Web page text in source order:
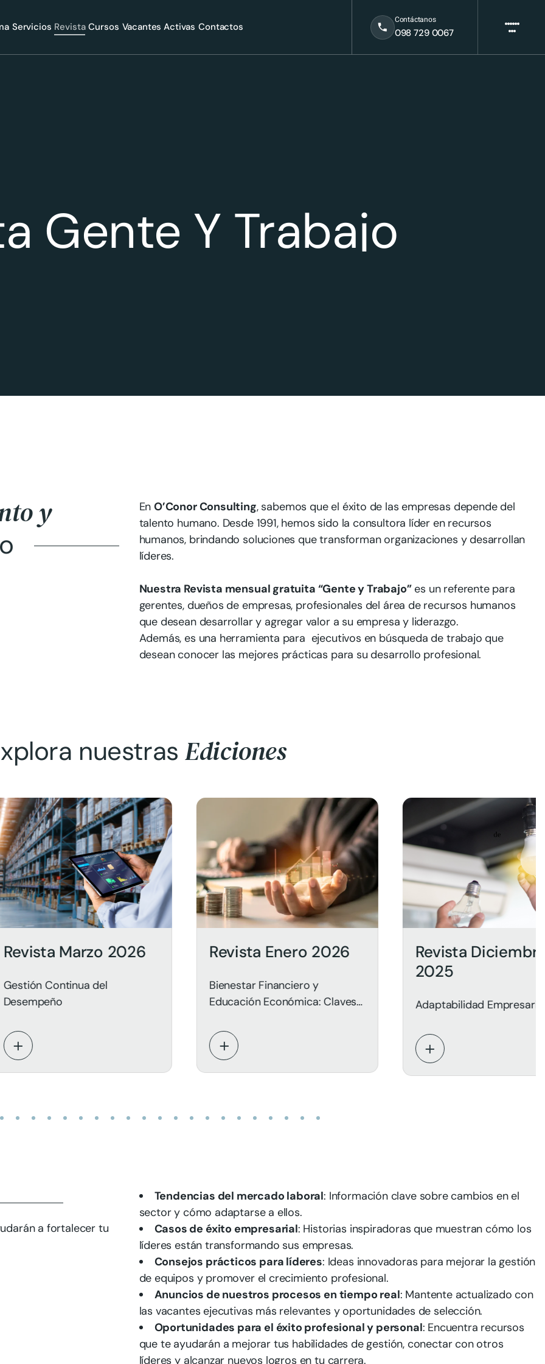
Servicios Revista Cursos Vacantes Activas Contactos 098 729 0067
Contáctanos
Gente Y Trabajo
y En O’Conor Consulting, sabemos que el éxito de las empresas depende del
talento humano. Desde 1991, hemos sido la consultora líder en recursos
humanos, brindando soluciones que transforman organizaciones y desarrollan
líderes.
Nuestra Revista mensual gratuita “Gente y Trabajo”es un referente para
gerentes, dueños de empresas, profesionales del área de recursos humanos
que desean desarrollar y agregar valor a su empresa y liderazgo.
Además, es una herramienta para ejecutivos en búsqueda de trabajo que
desean conocer las mejores prácticas para su desarrollo profesional.
nuestrasEdiciones
Marzo 2026
del
Revista Enero 2026
Bienestar Financiero y
Educación Económica: Claves
Revista Diciembre
Adaptabilidad Empresarial
a fortalecer tu
Tendencias del mercado laboral: Información clave sobre cambios en el
sector y cómo adaptarse a ellos.
Casos de éxito empresarial: Historias inspiradoras que muestran cómo los
líderes están transformando sus empresas.
Consejos prácticos para líderes: Ideas innovadoras para mejorar la gestión
de equipos y promover el crecimiento profesional.
Anuncios de nuestros procesos en tiempo real: Mantente actualizado con
las vacantes ejecutivas más relevantes y oportunidades de selección.
Oportunidades para el éxito profesional y personal: Encuentra recursos
que te ayudarán a mejorar tus habilidades de gestión, conectar con otros
líderes y alcanzar nuevos logros en tu carrera.